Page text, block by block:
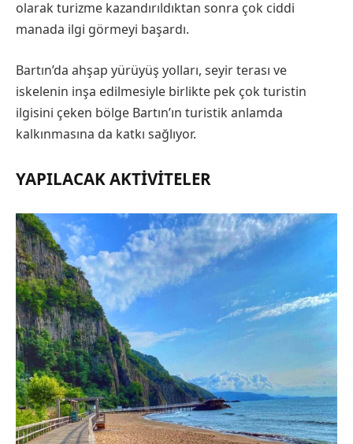
olarak turizme kazandırıldıktan sonra çok ciddi
manada ilgi görmeyi başardı.
Bartın’da ahşap yürüyüş yolları, seyir terası ve
iskelenin inşa edilmesiyle birlikte pek çok turistin
ilgisini çeken bölge Bartın’ın turistik anlamda
kalkınmasına da katkı sağlıyor.
YAPILACAK AKTIVITELER